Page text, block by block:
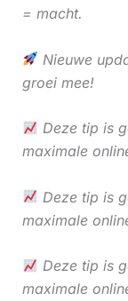
= macht.
Nieuwe
groei mee!
Deze tip is
maximale
Deze tip is
maximale
Deze tip is
maximale